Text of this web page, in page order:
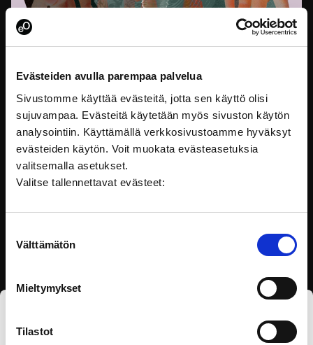
Evästeiden avulla parempaa palvelua
Sivustomme käyttää evästeitä, jotta sen käyttö olisi
sujuvampaa. Evästeitä käytetään myös sivuston käytön
analysointiin. Käyttämällä verkkosivustoamme hyväksyt
evästeiden käytön. Voit muokata evästeasetuksia
valitsemalla asetukset.
Valitse tallennettavat evästeet:
valinta
Välttämätön
Mieltymykset
Tilastot
Paluu HAUSille ja eOppivaan
Hei taas! Olen Aura Korhonen ja toimin tätä nykyä
eOppiva-tiimissä oppimisvisualistina. Vuonna 2020
tutustuin…
Tilaa eOppivan uutiskirje